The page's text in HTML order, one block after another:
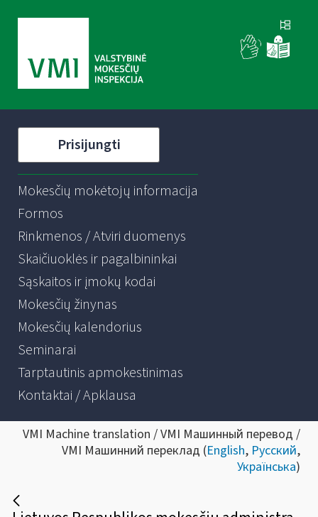
Prisijungti
Mokesčių mokėtojų informacija
Formos
Rinkmenos / Atviri duomenys
Skaičiuoklės ir pagalbininkai
Sąskaitos ir įmokų kodai
Mokesčių žinynas
Mokesčių kalendorius
Seminarai
Tarptautinis apmokestinimas
Kontaktai / Apklausa
VMI Machine translation / VMI Машинный перевод /
VMI Машинний переклад (English, Русский,
Українська)